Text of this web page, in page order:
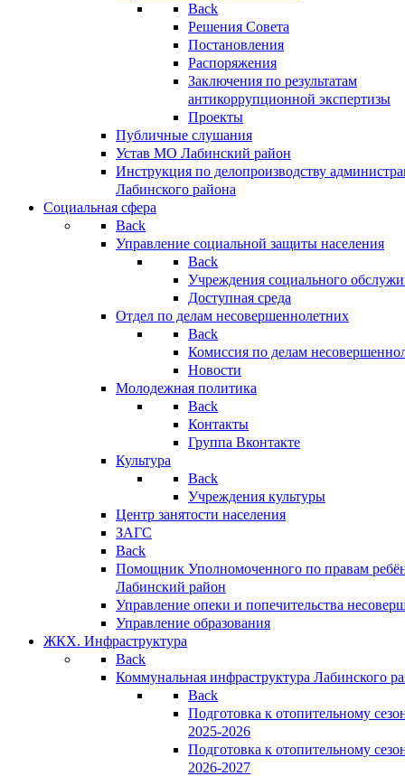
Back
Решения Совета
Постановления
Распоряжения
Заключения по результатам
антикоррупционной экспертизы
Проекты
Публичные слушания
Устав МО Лабинский район
Инструкция по делопроизводству
Лабинского района
Социальная сфера
Back
Управление социальной защиты населения
Back
Учреждения социального
Доступная среда
Отдел по делам несовершеннолетних
Back
Комиссия по делам
Новости
Молодежная политика
Back
Контакты
Группа Вконтакте
Культура
Back
Учреждения культуры
Центр занятости населения
ЗАГС
Back
Помощник Уполномоченного по правам
Лабинский район
Управление опеки и попечительства
Управление образования
ЖКХ. Инфраструктура
Back
Коммунальная инфраструктура Лабинского
Back
Подготовка к отопительному
2025-2026
Подготовка к отопительному
2026-2027